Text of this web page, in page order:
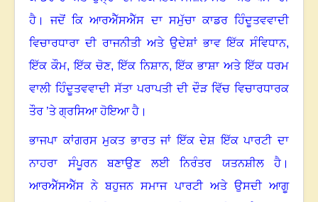
ਹੈ ।ਜਦੋਂ ਕਿ ਆਰਐੱਸਐੱਸ ਦਾ ਸਮੁੱਚਾ ਕਾਡਰ ਹਿੰਦੂਤਵਵਾਦੀ
ਵਿਚਾਰਧਾਰਾ ਦੀ ਰਾਜਨੀਤੀ ਅਤੇ ਉਦੇਸ਼ਾਂ ਭਾਵ ਇੱਕ ਸੰਵਿਧਾਨ,
ਇੱਕ ਕੌਮ,ਇੱਕ ਚੋਣ,ਇੱਕ ਨਿਸ਼ਾਨ,ਇੱਕ ਭਾਸ਼ਾ ਅਤੇ ਇੱਕ ਧਰਮ
ਵਾਲੀ ਹਿੰਦੂਤਵਵਾਦੀ ਸੱਤਾ ਪਰਾਪਤੀ ਦੀ ਦੌੜ ਵਿੱਚ ਵਿਚਾਰਧਾਰਕ
ਤੌਰ ’ਤੇ ਗ੍ਰਸਿਆ ਹੋਇਆ ਹੈ ।
ਭਾਜਪਾ ਕਾਂਗਰਸ ਮੁਕਤ ਭਾਰਤ ਜਾਂ ਇੱਕ ਦੇਸ਼ ਇੱਕ ਪਾਰਟੀ ਦਾ
ਨਾਹਰਾ ਸੰਪੂਰਨ ਬਣਾਉਣ ਲਈ ਨਿਰੰਤਰ ਯਤਨਸ਼ੀਲ ਹੈ ।
ਆਰਐੱਸਐੱਸ ਨੇ ਬਹੁਜਨ ਸਮਾਜ ਪਾਰਟੀ ਅਤੇ ਉਸਦੀ ਆਗੂ